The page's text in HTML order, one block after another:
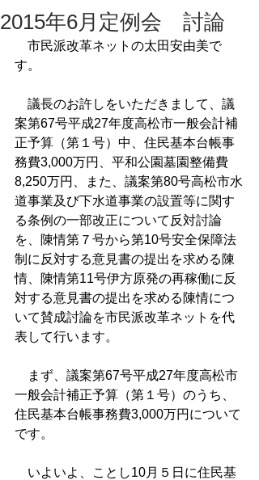
2015年6月定例会 討論
市民派改革ネットの太田安由美で
す。
議長のお許しをいただきまして、議
案第67号平成27年度高松市一般会計補
正予算（第１号）中、住民基本台帳事
務費3,000万円、平和公園墓園整備費
8,250万円、また、議案第80号高松市水
道事業及び下水道事業の設置等に関す
る条例の一部改正について反対討論
を、陳情第７号から第10号安全保障法
制に反対する意見書の提出を求める陳
情、陳情第11号伊方原発の再稼働に反
対する意見書の提出を求める陳情につ
いて賛成討論を市民派改革ネットを代
表して行います。
まず、議案第67号平成27年度高松市
一般会計補正予算（第１号）のうち、
住民基本台帳事務費3,000万円について
です。
いよいよ、ことし10月５日に住民基